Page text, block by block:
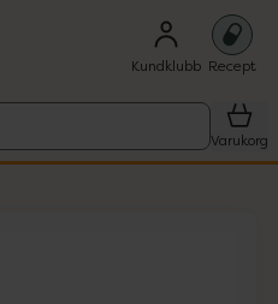
Kundklubb Recept
Varukorg
objekt.